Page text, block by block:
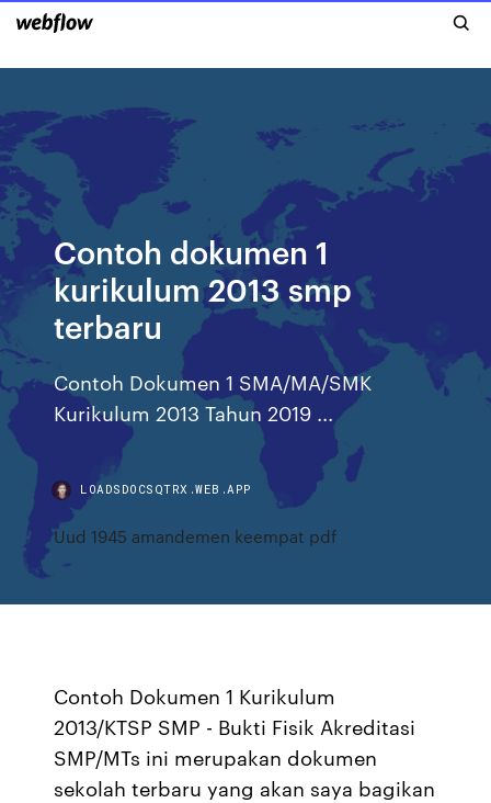
Contoh dokumen 1
kurikulum 2013 smp
terbaru
Contoh Dokumen 1 SMA/MA/SMK
Kurikulum 2013 Tahun 2019 ...
LOADSDOCSQTRX.WEB.APP
Uud 1945 amandemen keempat pdf
Contoh Dokumen 1 Kurikulum
2013/KTSP SMP - Bukti Fisik Akreditasi
SMP/MTs ini merupakan dokumen
sekolah terbaru yang akan saya bagikan